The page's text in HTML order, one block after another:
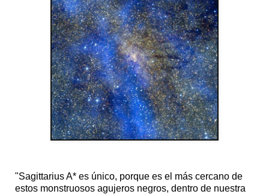
"Sagittarius A* es único, porque es el más cercano de
estos monstruosos agujeros negros, dentro de nuestra